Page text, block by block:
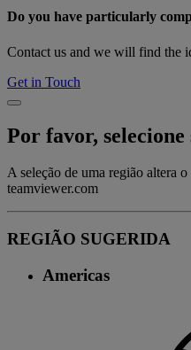
Do you have particularly
Contact us and we will find the
Get in Touch
Por favor, selecione
A seleção de uma região altera
teamviewer.com
REGIÃO SUGERIDA
Americas